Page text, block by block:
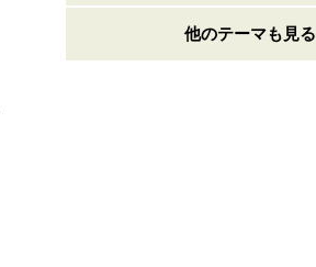
他のテーマも見る